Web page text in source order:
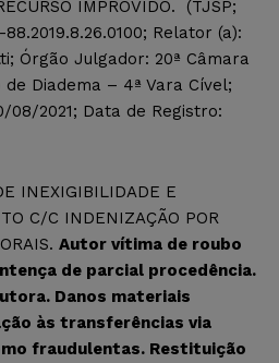
IMPROVIDO. (TJSP;
Relator (a):
Órgão Julgador: 20ª Câmara
Diadema – 4ª Vara Cível;
08/2021; Data de Registro:
INEXIGIBILIDADE E
C/C INDENIZAÇÃO POR
Autor vítima de roubo
de parcial procedência.
Danos materiais
às transferências via
fraudulentas. Restituição